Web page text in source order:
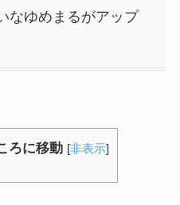
なゆめまるがアップ
ろに移動 [非表示]